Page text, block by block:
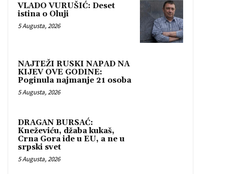
VLADO VURUŠIĆ: Deset
istina o Oluji
5 Augusta, 2026
NAJTEŽI RUSKI NAPAD NA
KIJEV OVE GODINE:
Poginula najmanje 21 osoba
5 Augusta, 2026
DRAGAN BURSAĆ:
Kneževiću, džaba kukaš,
Crna Gora ide u EU, a ne u
srpski svet
5 Augusta, 2026